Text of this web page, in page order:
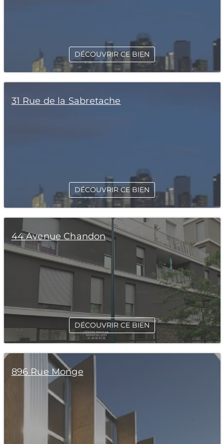
DÉCOUVRIR CE BIEN
31 Rue de la Sabretache
DÉCOUVRIR CE BIEN
44 Avenue Chandon
DÉCOUVRIR CE BIEN
896 Rue Monge